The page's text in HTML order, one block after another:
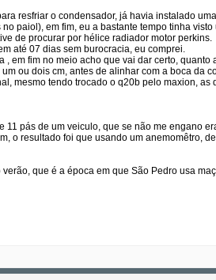
resfriar o condensador, já havia instalado
paiol), em fim, eu a bastante tempo tinha
de procurar por hélice radiador motor perkins.
até 07 dias sem burocracia, eu comprei.
fim no meio acho que vai dar certo, quanto
ou dois cm, antes de alinhar com a boca da
mesmo tendo trocado o q20b pelo maxion,
pás de um veiculo, que se não me engano
o resultado foi que usando um anemomêtro,
que é a época em que São Pedro usa